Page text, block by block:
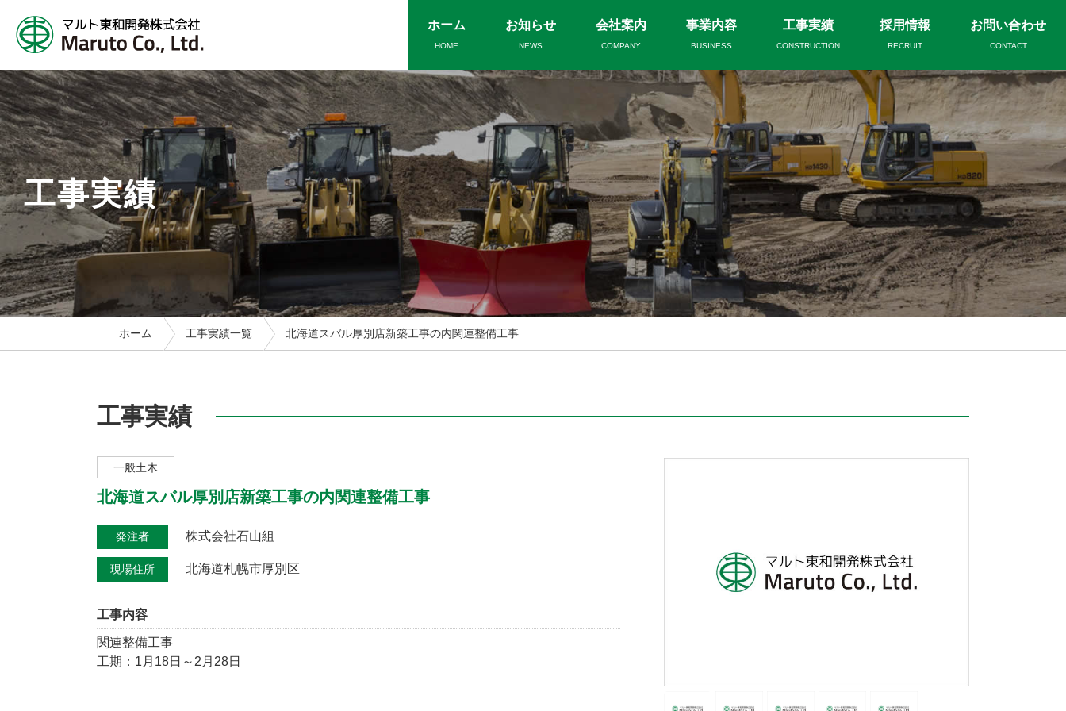
ホーム
HOME
お知らせ
NEWS
会社案内
COMPANY
事業内容
BUSINESS
工事実績
CONSTRUCTION
採用情報
RECRUIT
お問い合わせ
CONTACT
工事実績
ホーム 工事実績一覧 北海道スバル厚別店新築工事の内関連整備工事
工事実績
一般土木
北海道スバル厚別店新築工事の内関連整備工事
発注者 株式会社石山組
現場住所 北海道札幌市厚別区
工事内容
関連整備工事
工期：1月18日～2月28日